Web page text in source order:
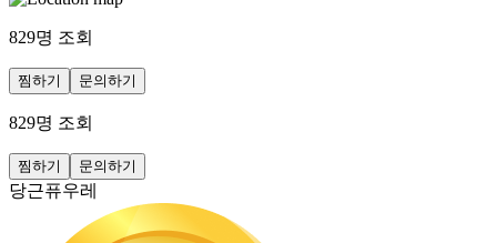
829명 조회
찜하기 문의하기
829명 조회
찜하기 문의하기
당근퓨우레